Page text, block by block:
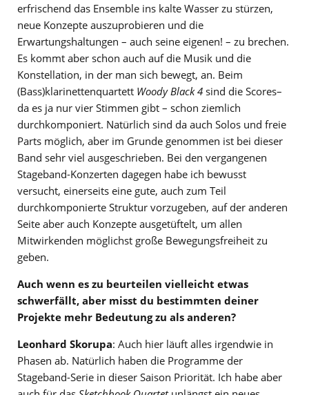
erfrischend das Ensemble ins kalte Wasser zu stürzen,
neue Konzepte auszuprobieren und die
Erwartungshaltungen – auch seine eigenen! – zu brechen.
Es kommt aber schon auch auf die Musik und die
Konstellation, in der man sich bewegt, an. Beim
(Bass)klarinettenquartett Woody Black 4 sind die Scores–
da es ja nur vier Stimmen gibt – schon ziemlich
durchkomponiert. Natürlich sind da auch Solos und freie
Parts möglich, aber im Grunde genommen ist bei dieser
Band sehr viel ausgeschrieben. Bei den vergangenen
Stageband-Konzerten dagegen habe ich bewusst
versucht, einerseits eine gute, auch zum Teil
durchkomponierte Struktur vorzugeben, auf der anderen
Seite aber auch Konzepte ausgetüftelt, um allen
Mitwirkenden möglichst große Bewegungsfreiheit zu
geben.
Auch wenn es zu beurteilen vielleicht etwas
schwerfällt, aber misst du bestimmten deiner
Projekte mehr Bedeutung zu als anderen?
Leonhard Skorupa: Auch hier läuft alles irgendwie in
Phasen ab. Natürlich haben die Programme der
Stageband-Serie in dieser Saison Priorität. Ich habe aber